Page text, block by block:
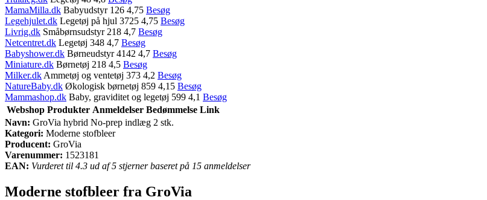
MamaMilla.dk Babyudstyr 126 4,75 Besøg
Legehjulet.dk Legetøj på hjul 3725 4,75 Besøg
Livrig.dk Småbørnsudstyr 218 4,7 Besøg
Netcentret.dk Legetøj 348 4,7 Besøg
Babyshower.dk Børneudstyr 4142 4,7 Besøg
Miniature.dk Børnetøj 218 4,5 Besøg
Milker.dk Ammetøj og ventetøj 373 4,2 Besøg
NatureBaby.dk Økologisk børnetøj 859 4,15 Besøg
Mammashop.dk Baby, graviditet og legetøj 599 4,1 Besøg
Webshop Produkter Anmeldelser Bedømmelse Link
Navn: GroVia hybrid No-prep indlæg 2 stk.
Kategori: Moderne stofbleer
Producent: GroVia
Varenummer: 1523181
EAN: Vurderet til 4.3 ud af 5 stjerner baseret på 15 anmeldelser
Moderne stofbleer fra GroVia